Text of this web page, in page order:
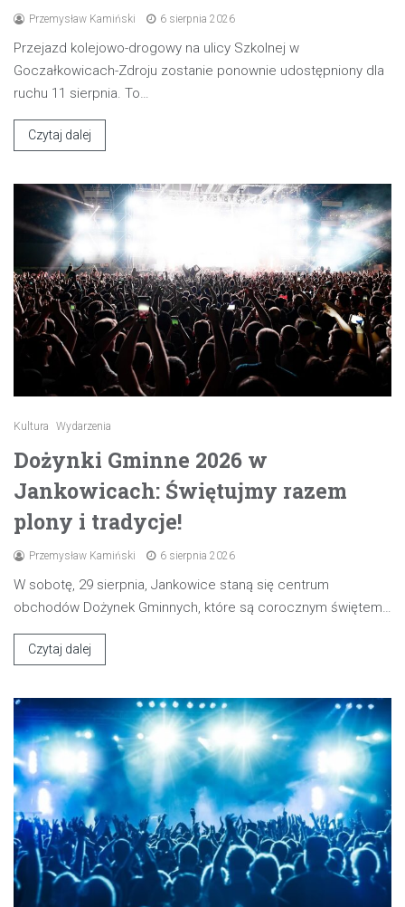
Przemysław Kamiński 6 sierpnia 2026
Przejazd kolejowo-drogowy na ulicy Szkolnej w
Goczałkowicach-Zdroju zostanie ponownie udostępniony dla
ruchu 11 sierpnia. To…
Czytaj dalej
Kultura Wydarzenia
Dożynki Gminne 2026 w
Jankowicach: Świętujmy razem
plony i tradycje!
Przemysław Kamiński 6 sierpnia 2026
W sobotę, 29 sierpnia, Jankowice staną się centrum
obchodów Dożynek Gminnych, które są corocznym świętem…
Czytaj dalej